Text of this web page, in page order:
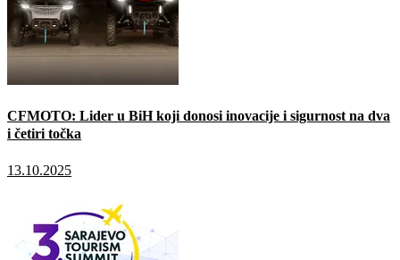
CFMOTO: Lider u BiH koji donosi inovacije i sigurnost na dva
i četiri točka
13.10.2025